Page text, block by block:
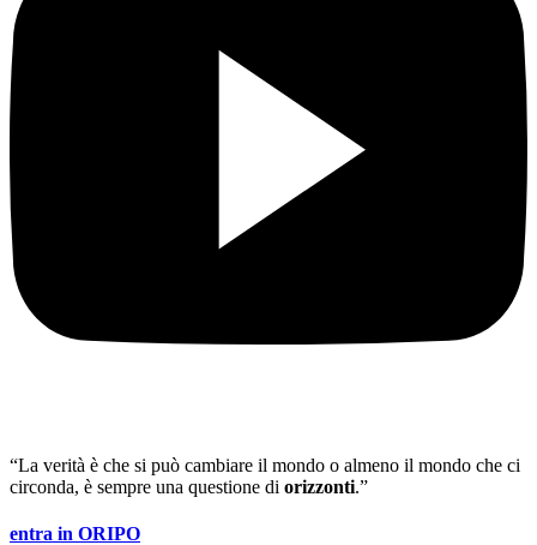
“La verità è che si può cambiare il mondo o almeno il mondo che ci
circonda, è sempre una questione di orizzonti.”
entra in ORIPO